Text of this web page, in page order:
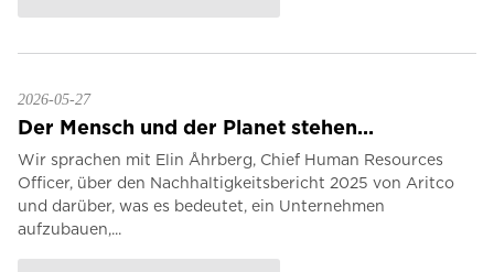
2026-05-27
Der Mensch und der Planet stehen...
Wir sprachen mit Elin Åhrberg, Chief Human Resources
Officer, über den Nachhaltigkeitsbericht 2025 von Aritco
und darüber, was es bedeutet, ein Unternehmen
aufzubauen,...